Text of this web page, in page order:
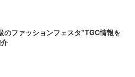
のファッションフェスタ"TGC情報を